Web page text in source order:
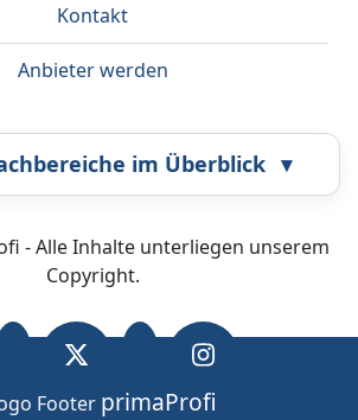
Kontakt
Anbieter werden
im Überblick ▾
Bestatter
- Alle Inhalte unterliegen unserem
Copyright.
primaProfi